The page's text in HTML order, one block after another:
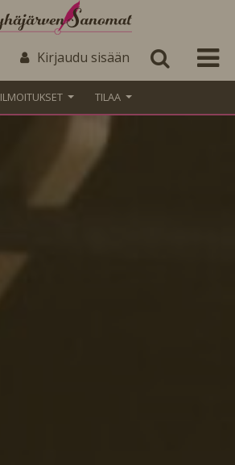
Kirjaudu sisään
ILMOITUKSET TILAA